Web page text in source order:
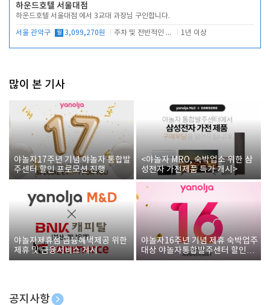
하운드호텔 서울대점
하운드호텔 서울대점 에서 3교대 과장님 구인합니다.
서울 관악구 월 3,099,270원 주차 및 전반적인 당번업무 1년 이상
많이 본 기사
야놀자17주년 기념 야놀자 통합발
주센터 할인 프로모션 진행
<야놀자 MRO, 숙박업소 위한 삼
성전자 가전제품 특가 개시>
야놀자제휴점 금융혜택제공 위한
제휴 및 금융서비스 게시
야놀자16주년 기념 제휴 숙박업주
대상 야놀자통합발주센터 할인쿠
폰 증정
공지사항
[호텔업] 개인정보 처리방침 개정본1 (19.09.02)